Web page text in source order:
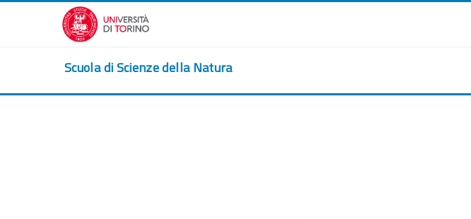
Passer au contenu principal
Scuola di Scienze della Natura